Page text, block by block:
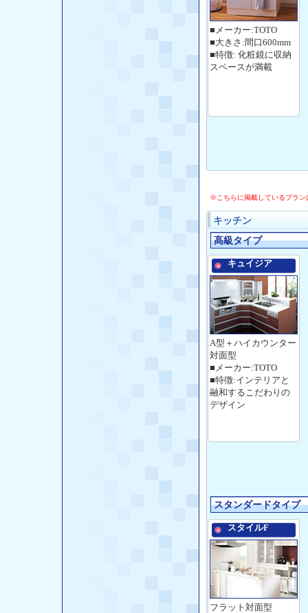
■メーカー:TOTO
■大きさ:間口600mm
■特徴: 化粧鏡に収納
スペースが満載
※こちらに掲載しているプラン
キッチン
高級タイプ
キュイジア
A型＋ハイカウンター
対面型
■メーカー:TOTO
■特徴:インテリアと
融和するこだわりの
デザイン
スタンダードタイプ
スタイルF
フラット対面型